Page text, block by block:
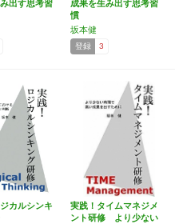
出す思考習
成果を生み出す思考習
慣
坂本健
登録 3
カルシンキ
実践！タイムマネジメ
ント研修 より少ない